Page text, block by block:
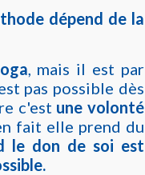
dépend de la
, mais il est par
pas possible dès
c'est une volonté
fait elle prend du
le don de soi est